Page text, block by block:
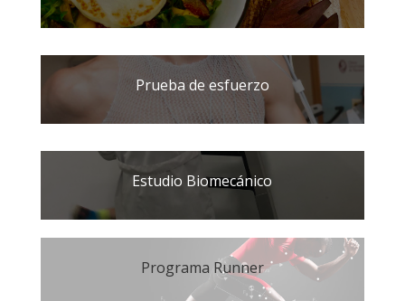
Prueba de esfuerzo
Estudio Biomecánico
Programa Runner